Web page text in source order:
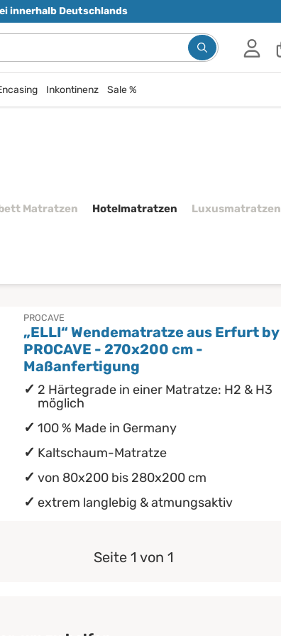
innerhalb Deutschlands
Inkontinenz Sale %
Matratzen Hotelmatratzen Luxusmatratzen
PROCAVE
„ELLI“ Wendematratze aus Erfurt by
PROCAVE - 270x200 cm -
Maßanfertigung
2 Härtegrade in einer Matratze: H2 & H3
möglich
100 % Made in Germany
Kaltschaum-Matratze
von 80x200 bis 280x200 cm
extrem langlebig & atmungsaktiv
Seite 1 von 1